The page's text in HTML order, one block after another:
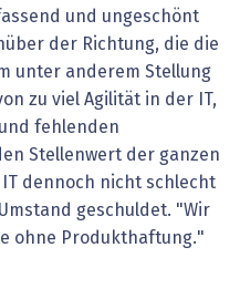
und ungeschönt
der Richtung, die die
unter anderem Stellung
zu viel Agilität in der IT,
fehlenden
Stellenwert der ganzen
IT dennoch nicht schlecht
geschuldet. "Wir
ohne Produkthaftung."